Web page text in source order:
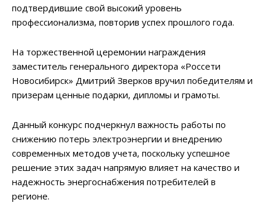
подтвердившие свой высокий уровень
профессионализма, повторив успех прошлого года.
На торжественной церемонии награждения
заместитель генерального директора «Россети
Новосибирск» Дмитрий Зверков вручил победителям и
призерам ценные подарки, дипломы и грамоты.
Данный конкурс подчеркнул важность работы по
снижению потерь электроэнергии и внедрению
современных методов учета, поскольку успешное
решение этих задач напрямую влияет на качество и
надежность энергоснабжения потребителей в
регионе.